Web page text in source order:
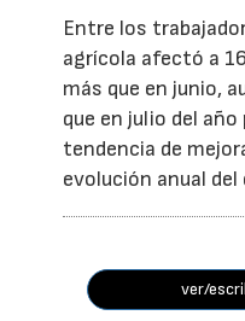
Entre los
agrícola afectó a
más que en junio,
que en julio del
tendencia de
evolución anual del
ver/